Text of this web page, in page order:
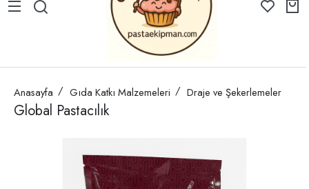
Anasayfa Gıda Katkı Malzemeleri Draje ve Şekerlemeler
Global Pastacılık